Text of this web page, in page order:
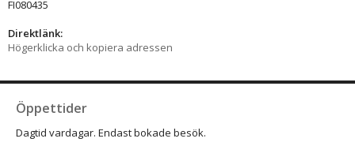
FI080435
Direktlänk:
Högerklicka och kopiera adressen
Öppettider
Dagtid vardagar. Endast bokade besök.